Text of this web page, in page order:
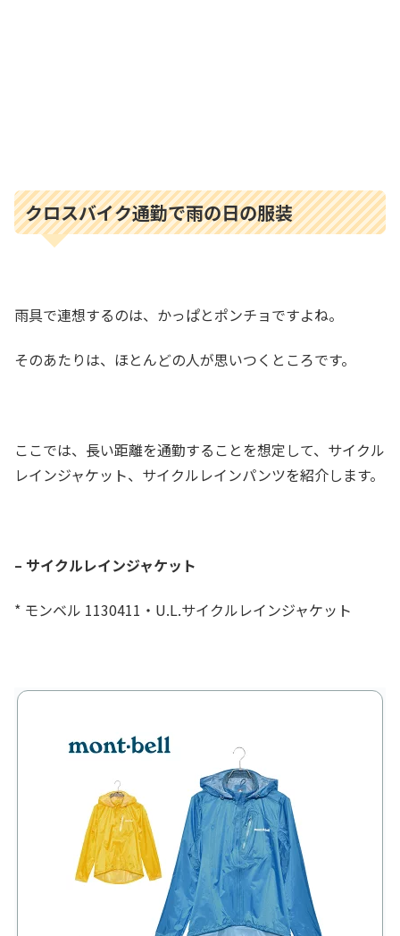
クロスバイク通勤で雨の日の服装
雨具で連想するのは、かっぱとポンチョですよね。
そのあたりは、ほとんどの人が思いつくところです。
ここでは、長い距離を通勤することを想定して、サイクル
レインジャケット、サイクルレインパンツを紹介します。
– サイクルレインジャケット
* モンベル 1130411・U.L.サイクルレインジャケット